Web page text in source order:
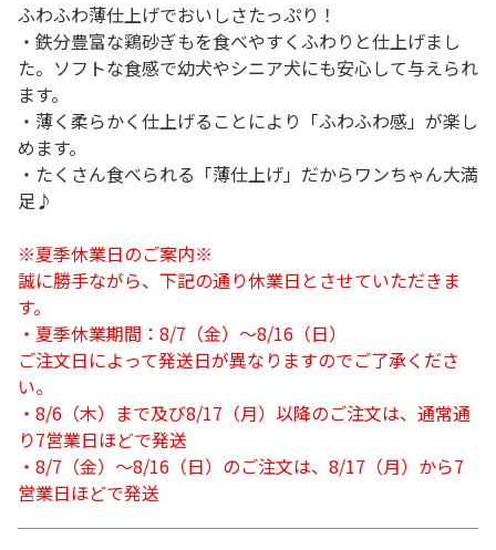
ふわふわ薄仕上げでおいしさたっぷり！
・鉄分豊富な鶏砂ぎもを食べやすくふわりと仕上げまし
た。ソフトな食感で幼犬やシニア犬にも安心して与えられ
ます。
・薄く柔らかく仕上げることにより「ふわふわ感」が楽し
めます。
・たくさん食べられる「薄仕上げ」だからワンちゃん大満
足♪
※夏季休業日のご案内※
誠に勝手ながら、下記の通り休業日とさせていただきま
す。
・夏季休業期間：8/7（金）～8/16（日）
ご注文日によって発送日が異なりますのでご了承くださ
い。
・8/6（木）まで及び8/17（月）以降のご注文は、通常通
り7営業日ほどで発送
・8/7（金）～8/16（日）のご注文は、8/17（月）から7
営業日ほどで発送